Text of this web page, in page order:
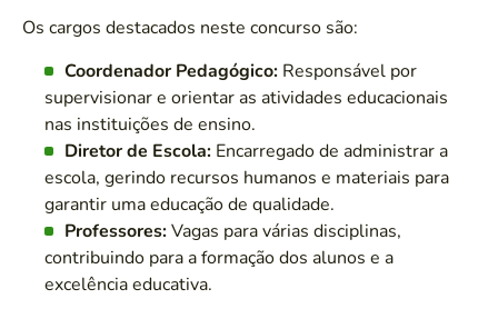
Os cargos destacados neste concurso são:
Coordenador Pedagógico: Responsável por
supervisionar e orientar as atividades educacionais
nas instituições de ensino.
Diretor de Escola: Encarregado de administrar a
escola, gerindo recursos humanos e materiais para
garantir uma educação de qualidade.
Professores:Vagas para várias disciplinas,
contribuindo para a formação dos alunos e a
excelência educativa.